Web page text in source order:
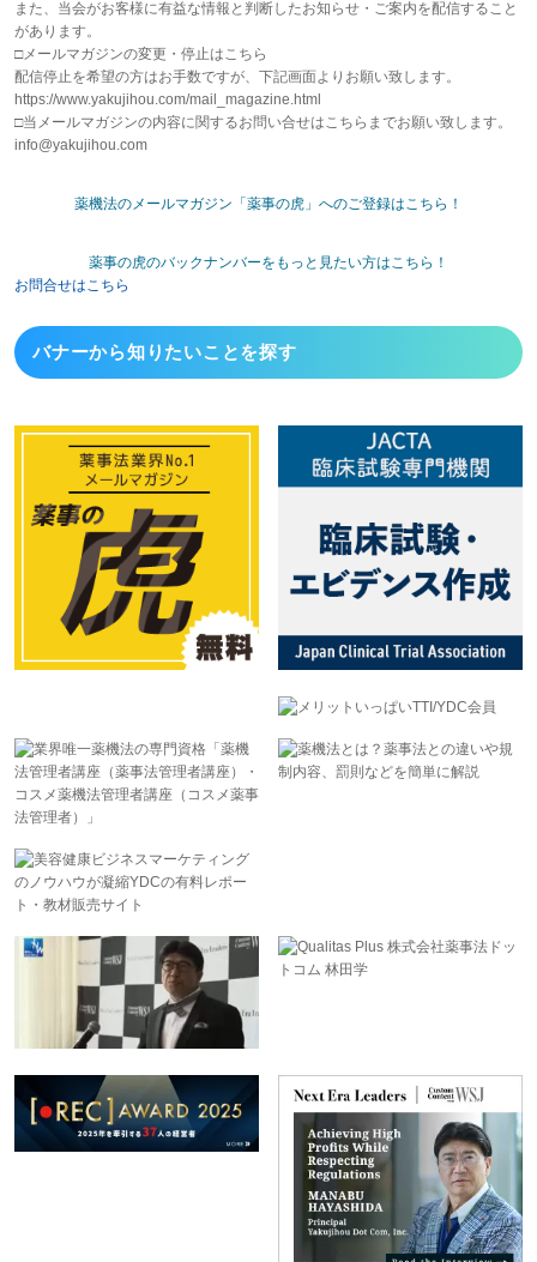
また、当会がお客様に有益な情報と判断したお知らせ・ご案内を配信すること
があります。
□メールマガジンの変更・停止はこちら
配信停止を希望の方はお手数ですが、下記画面よりお願い致します。
https://www.yakujihou.com/mail_magazine.html
□当メールマガジンの内容に関するお問い合せはこちらまでお願い致します。
info@yakujihou.com
薬機法のメールマガジン「薬事の虎」へのご登録はこちら！
薬事の虎のバックナンバーをもっと見たい方はこちら！
お問合せはこちら
バナーから知りたいことを探す